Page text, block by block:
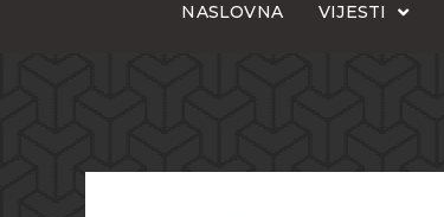
NASLOVNA VIJESTI